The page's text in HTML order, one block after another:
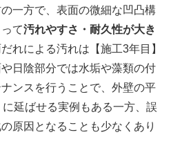
一方で、表面の微細な凹凸構
て汚れやすさ・耐久性が大き
れによる汚れは【施工3年目】
日陰部分では水垢や藻類の付
ンスを行うことで、外壁の平
延ばせる実例もある一方、誤
原因となることも少なくあり